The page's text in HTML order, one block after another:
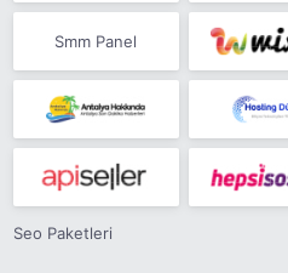
Smm Panel
Seo Paketleri